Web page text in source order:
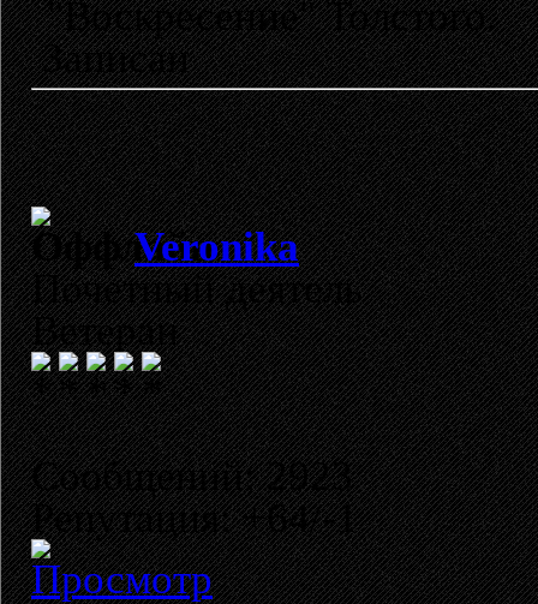
"Воскресение" Толстого.
Записан
Veronika
Почетный деятель
Ветеран
Сообщений: 2923
Репутация: +64/-1